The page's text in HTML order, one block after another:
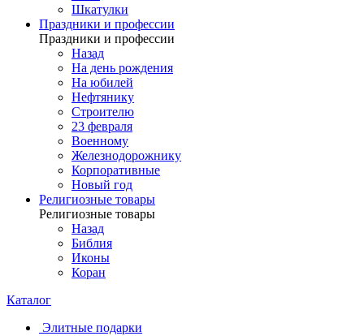
Шкатулки
Праздники и профессии
Праздники и профессии
Назад
На день рождения
На юбилей
Нефтянику
Строителю
23 февраля
Военному
Железнодорожнику
Корпоративные
Новый год
Религиозные товары
Религиозные товары
Назад
Библия
Иконы
Коран
Каталог
Элитные подарки